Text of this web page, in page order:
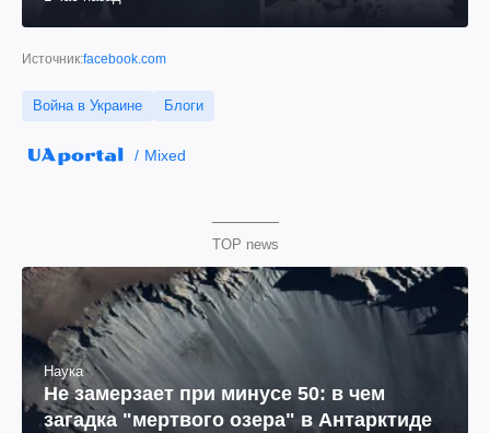
Источник:facebook.com
Война в Украине Блоги
Mixed
TOP news
Наука
Не замерзает при минусе 50: в чем
загадка "мертвого озера" в Антарктиде